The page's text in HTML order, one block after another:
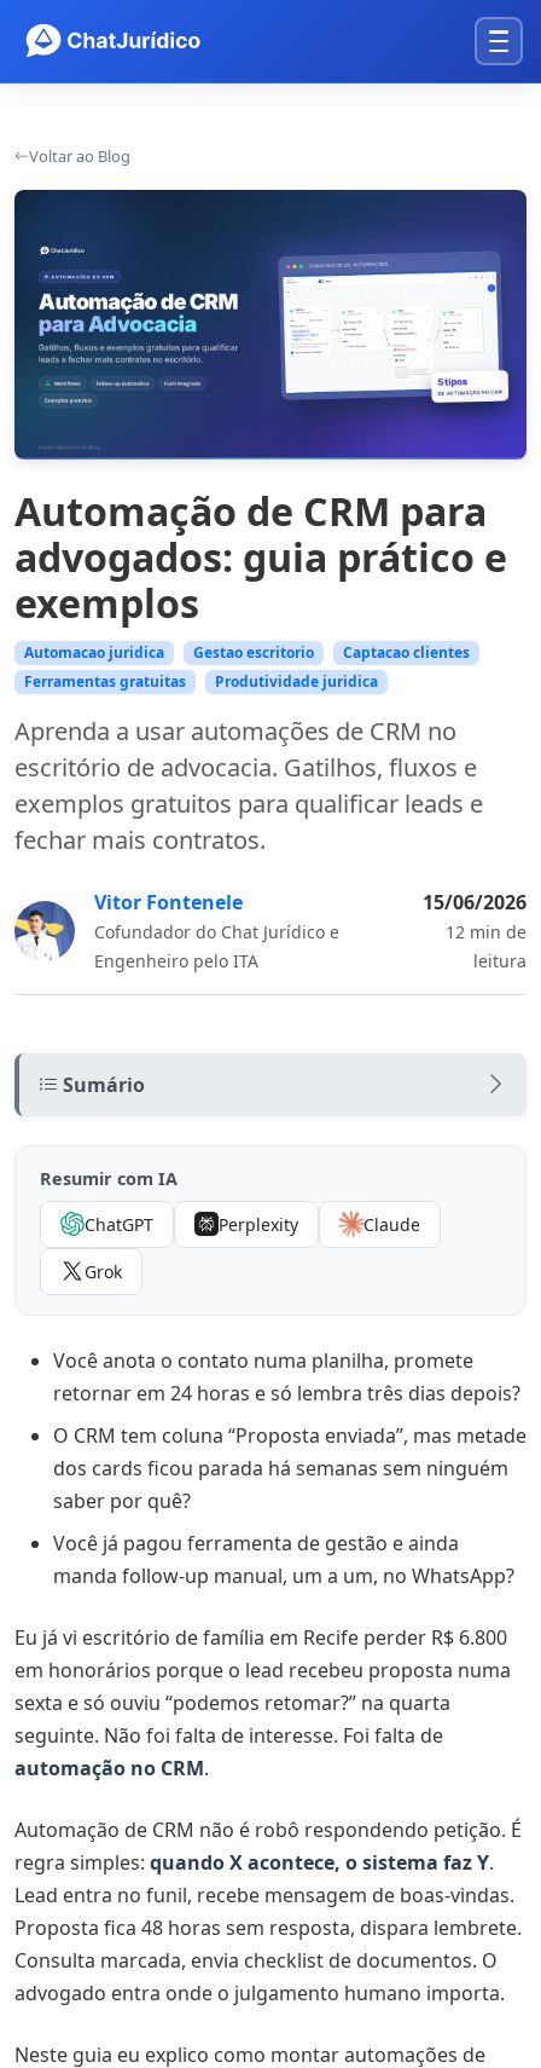
Voltar ao Blog
Automação de CRM para
advogados: guia prático e
exemplos
Automacao juridica Gestao escritorio
Captacao clientes
Ferramentas gratuitas
Produtividade juridica
Aprenda a usar automações de CRM no
escritório de advocacia. Gatilhos, fluxos e
exemplos gratuitos para qualificar leads e
fechar mais contratos.
Vitor Fontenele
Cofundador do Chat Jurídico e
Engenheiro pelo ITA
15/06/2026
12 min de
leitura
Sumário
Por que advogados precisam de automação no CRM
Os 5 tipos de automação de CRM que mais funcionam
em advocacia
2. Automação de qualificação
3. Automação de follow-up comercial
4. Automação de agendamento e confirmação
5. Automação de pós-venda e reativação
Como montar sua primeira automação de CRM (passo
a passo)
Passo 2: Escolha um gatilho por vez
Passo 3: Escreva o texto antes de configurar a
ferramenta
Passo 4: Defina quem recebe alertas internos
Passo 5: Teste com 5 leads reais antes de ligar tudo
Passo 6: Meça três métricas por 30 dias
Ferramentas gratuitas para automação de CRM na
advocacia
Exemplos gratuitos de automação de CRM (em breve)
Resumir com IA
ChatGPT
Perplexity Claude
Grok
Você anota o contato numa planilha, promete
retornar em 24 horas e só lembra três dias depois?
O CRM tem coluna “Proposta enviada”, mas metade
dos cards ficou parada há semanas sem ninguém
saber por quê?
Você já pagou ferramenta de gestão e ainda
manda follow-up manual, um a um, no WhatsApp?
Eu já vi escritório de família em Recife perder R$ 6.800
em honorários porque o lead recebeu proposta numa
sexta e só ouviu “podemos retomar?” na quarta
seguinte. Não foi falta de interesse. Foi falta de
automação no CRM.
Automação de CRM não é robô respondendo petição. É
regra simples: quando X acontece, o sistema faz Y.
Lead entra no funil, recebe mensagem de boas-vindas.
Proposta fica 48 horas sem resposta, dispara lembrete.
Consulta marcada, envia checklist de documentos. O
advogado entra onde o julgamento humano importa.
Neste guia eu explico como montar automações de